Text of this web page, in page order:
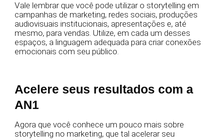
Vale lembrar que você pode utilizar o storytelling em
campanhas de marketing, redes sociais, produções
audiovisuais institucionais, apresentações e, até
mesmo, para vendas. Utilize, em cada um desses
espaços, a linguagem adequada para criar conexões
emocionais com seu público.
Acelere seus resultados com a
AN1
Agora que você conhece um pouco mais sobre
storytelling no marketing, que tal acelerar seu